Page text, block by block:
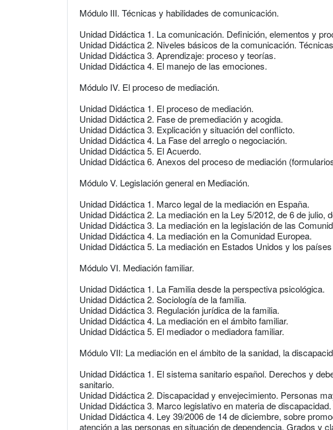
Módulo III. Técnicas y habilidades de comunicación.
Unidad Didáctica 1. La comunicación. Definición, elementos y
Unidad Didáctica 2. Niveles básicos de la comunicación.
Unidad Didáctica 3. Aprendizaje: proceso y teorías.
Unidad Didáctica 4. El manejo de las emociones.
Módulo IV. El proceso de mediación.
Unidad Didáctica 1. El proceso de mediación.
Unidad Didáctica 2. Fase de premediación y acogida.
Unidad Didáctica 3. Explicación y situación del conflicto.
Unidad Didáctica 4. La Fase del arreglo o negociación.
Unidad Didáctica 5. El Acuerdo.
Unidad Didáctica 6. Anexos del proceso de mediación
Módulo V. Legislación general en Mediación.
Unidad Didáctica 1. Marco legal de la mediación en España.
Unidad Didáctica 2. La mediación en la Ley 5/2012, de 6 de julio,
Unidad Didáctica 3. La mediación en la legislación de las
Unidad Didáctica 4. La mediación en la Comunidad Europea.
Unidad Didáctica 5. La mediación en Estados Unidos y los
Módulo VI. Mediación familiar.
Unidad Didáctica 1. La Familia desde la perspectiva psicológica.
Unidad Didáctica 2. Sociología de la familia.
Unidad Didáctica 3. Regulación jurídica de la familia.
Unidad Didáctica 4. La mediación en el ámbito familiar.
Unidad Didáctica 5. El mediador o mediadora familiar.
Módulo VII: La mediación en el ámbito de la sanidad, la
Unidad Didáctica 1. El sistema sanitario español. Derechos y
sanitario.
Unidad Didáctica 2. Discapacidad y envejecimiento. Personas
Unidad Didáctica 3. Marco legislativo en materia de discapacidad.
Unidad Didáctica 4. Ley 39/2006 de 14 de diciembre, sobre
atención a las personas en situación de dependencia. Grados y